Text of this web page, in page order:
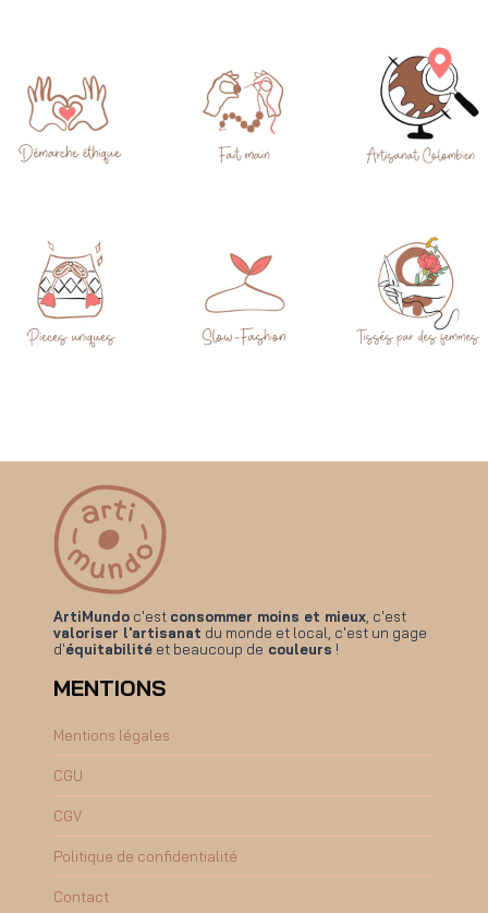
ArtiMundo c'est consommer moins et mieux, c'est
valoriser l'artisanat du monde et local, c'est un gage
d'équitabilité et beaucoup de couleurs !
MENTIONS
Mentions légales
CGU
CGV
Politique de confidentialité
Contact